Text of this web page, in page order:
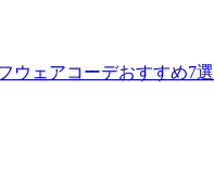
ウェアコーデおすすめ7選